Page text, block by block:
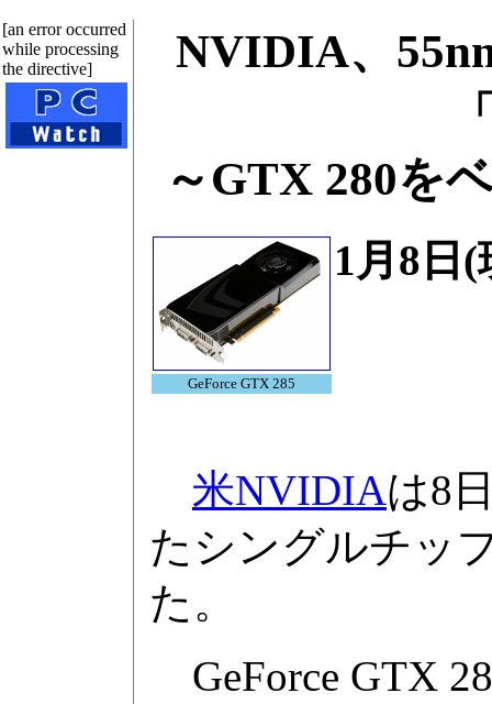
[an error occurred
while processing
the directive]
NVIDIA、
～GTX 280を
GeForce GTX 285
1月8日
米NVIDIAは8
たシングルチッ
た。
GeForce GTX